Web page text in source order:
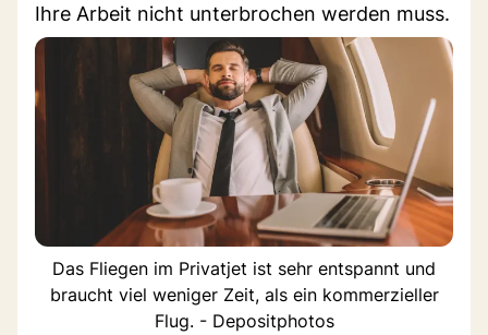
Ihre Arbeit nicht unterbrochen werden muss.
Das Fliegen im Privatjet ist sehr entspannt und
braucht viel weniger Zeit, als ein kommerzieller
Flug. - Depositphotos